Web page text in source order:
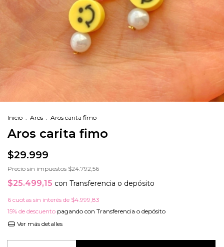
Inicio . Aros . Aros carita fimo
Aros carita fimo
$29.999
Precio sin impuestos $24.792,56
$25.499,15 con Transferencia o depósito
6 cuotas sin interés de $4.999,83
15% de descuento pagando con Transferencia o depósito
Ver más detalles